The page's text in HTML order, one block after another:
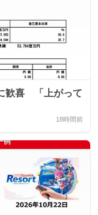
歓喜 「上がって
18時間前